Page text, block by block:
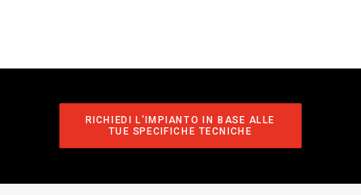
RICHIEDI L'IMPIANTO IN BASE ALLE
TUE SPECIFICHE TECNICHE